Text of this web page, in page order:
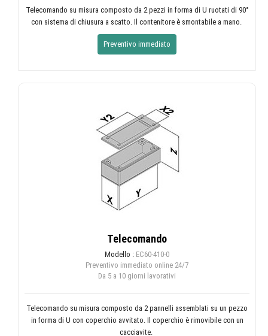
Telecomando su misura composto da 2 pezzi in forma di U ruotati di 90°
con sistema di chiusura a scatto. Il contenitore è smontabile a mano.
Preventivo immediato
Telecomando
Modello : EC60-410-0
Preventivo immediato online 24/7
Da 5 a 10 giorni lavorativi
Telecomando su misura composto da 2 pannelli assemblati su un pezzo
in forma di U con coperchio avvitato. Il coperchio è rimovibile con un
cacciavite.